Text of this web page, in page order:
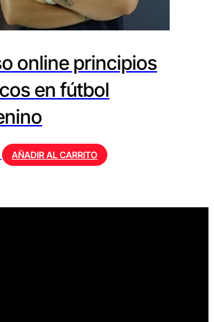
online principios
en fútbol
AÑADIR AL CARRITO